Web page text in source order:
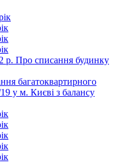
р. Про списання будинку
багатоквартирного
у м. Києві з балансу